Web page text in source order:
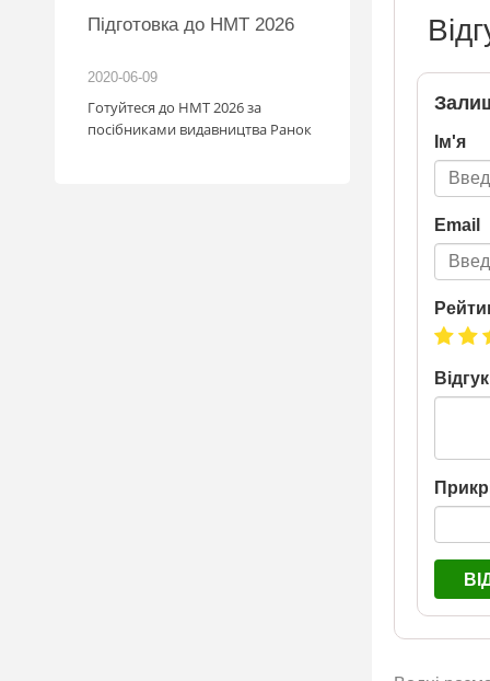
Підготовка до НМТ 2026
2020-06-09
Готуйтеся до НМТ 2026 за
посібниками видавництва Ранок
Ім'я
Email
Відгук